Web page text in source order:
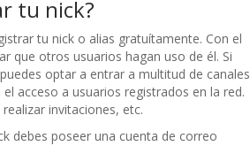
tu nick?
tu nick o alias gratuítamente. Con el
que otros usuarios hagan uso de él. Si
optar a entrar a multitud de canales
acceso a usuarios registrados en la red.
invitaciones, etc.
debes poseer una cuenta de correo